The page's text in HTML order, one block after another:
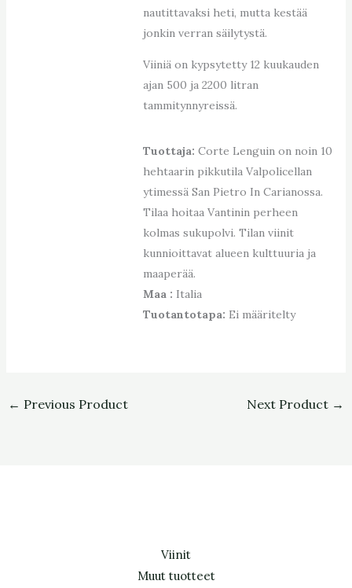
nautittavaksi heti, mutta kestää
jonkin verran säilytystä.
Viiniä on kypsytetty 12 kuukauden
ajan 500 ja 2200 litran
tammitynnyreissä.
Tuottaja: Corte Lenguin on noin 10
hehtaarin pikkutila Valpolicellan
ytimessä San Pietro In Carianossa.
Tilaa hoitaa Vantinin perheen
kolmas sukupolvi. Tilan viinit
kunnioittavat alueen kulttuuria ja
maaperää.
Maa : Italia
Tuotantotapa: Ei määritelty
← Previous Product Next Product →
Viinit
Muut tuotteet